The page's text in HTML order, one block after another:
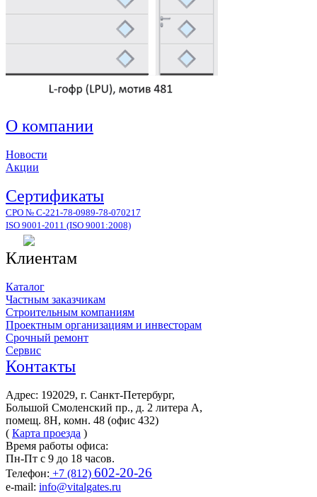
О компании
Новости
Акции
Сертификаты
СРО № С-221-78-0989-78-070217
ISO 9001-2011 (ISO 9001:2008)
Клиентам
Каталог
Частным заказчикам
Строительным компаниям
Проектным организациям и инвесторам
Срочный ремонт
Сервис
Контакты
Адрес: 192029, г. Санкт-Петербург,
Большой Смоленский пр., д. 2 литера А,
помещ. 8Н, комн. 48 (офис 432)
( Карта проезда )
Время работы офиса:
Пн-Пт с 9 до 18 часов.
Телефон: +7 (812) 602-20-26
e-mail: info@vitalgates.ru